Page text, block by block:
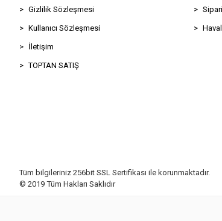
Gizlilik Sözleşmesi
Kullanıcı Sözleşmesi
İletişim
TOPTAN SATIŞ
Tüm bilgileriniz 256bit SSL Sertifikası ile korunmaktadır.
© 2019 Tüm Hakları Saklıdır